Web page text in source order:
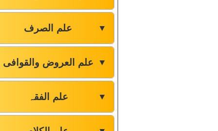
علم الصرف ▼
علم العروض والقوافی ▼
علم الفقہ ▼